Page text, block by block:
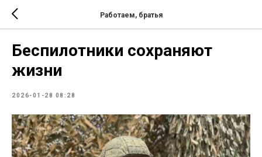
Работаем, братья
Беспилотники сохраняют
жизни
2026-01-28 08:28